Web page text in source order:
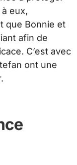
eux,
que Bonnie et
afin de
C’est avec
ont une